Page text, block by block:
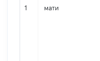
1 мати